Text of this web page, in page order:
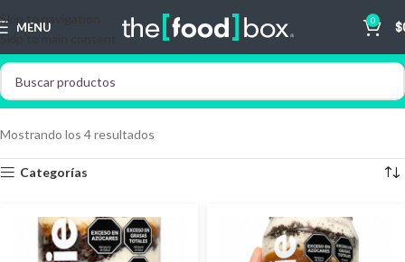
Skip to navigation
Skip to main content
MENU 0 $
Mostrando los 4 resultados
Categorías